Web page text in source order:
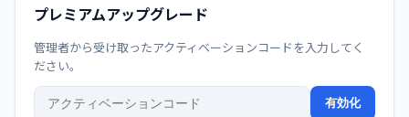
プレミアムアップグレード
管理者から受け取ったアクティベーションコードを入力してく
ださい。
有効化